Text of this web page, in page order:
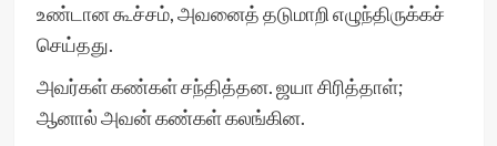
உண்டான கூச்சம், அவனைத் தடுமாறி எழுந்திருக்கச்
செய்தது.
அவர்கள் கண்கள் சந்தித்தன. ஜயா சிரித்தாள்;
ஆனால் அவன் கண்கள் கலங்கின.